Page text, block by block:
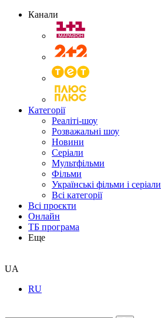
Канали
Категорії
Реаліті-шоу
Розважальні шоу
Новини
Серіали
Мультфільми
Фільми
Українські фільми і серіали
Всі категорії
Всі проєкти
Онлайн
ТБ програма
Еще
UA
RU